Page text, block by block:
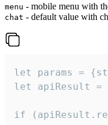
menu - mobile menu with
chat - default value with
let params =
let apiResult =
if